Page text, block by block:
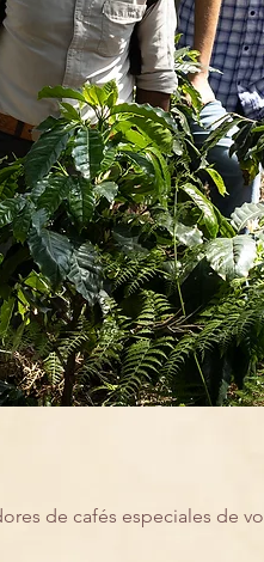
de cafés especiales de